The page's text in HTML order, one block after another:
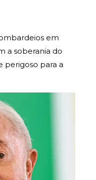
em
a soberania do
perigoso para a